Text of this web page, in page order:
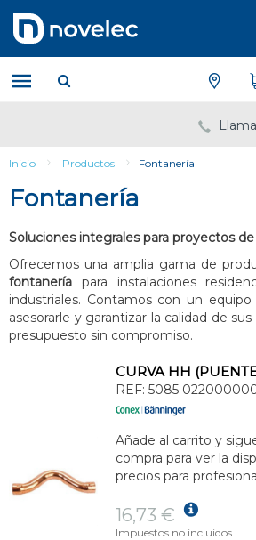
contenido
menú
de
navegación
Inicio Productos Fontanería
Fontanería
Soluciones integrales para proyectos
Ofrecemos una amplia gama de
fontanería para instalaciones
industriales. Contamos con un
asesorarle y garantizar la calidad de
presupuesto sin compromiso.
CURVA HH
REF: 5085
Añade al carrito y
compra para ver la
precios para
16,73 €
Impuestos no incluidos.